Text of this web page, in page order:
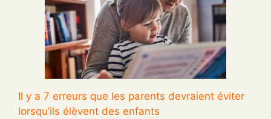
Il y a 7 erreurs que les parents devraient éviter
lorsqu’ils élèvent des enfants